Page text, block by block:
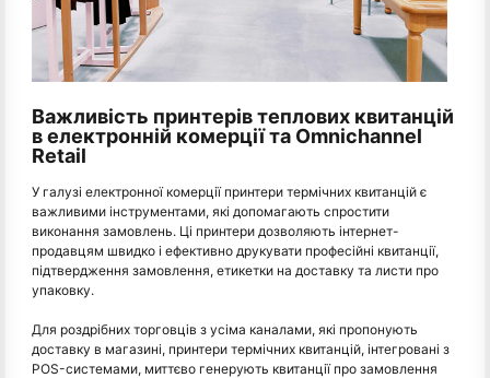
Важливість принтерів теплових квитанцій
в електронній комерції та Omnichannel
Retail
У галузі електронної комерції принтери термічних квитанцій є
важливими інструментами, які допомагають спростити
виконання замовлень. Ці принтери дозволяють інтернет-
продавцям швидко і ефективно друкувати професійні квитанції,
підтвердження замовлення, етикетки на доставку та листи про
упаковку.
Для роздрібних торговців з усіма каналами, які пропонують
доставку в магазині, принтери термічних квитанцій, інтегровані з
POS-системами, миттєво генерують квитанції про замовлення